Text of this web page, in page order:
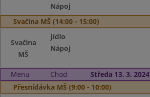
Nápoj
Svačina MŠ (14:00 - 15:00)
Svačina
MŠ
Jídlo
Nápoj
Menu Chod
Středa 13. 3. 2024
Přesnídávka MŠ (9:00 - 10:00)